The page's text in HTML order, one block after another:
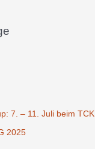
7. – 11. Juli beim TCK
2025